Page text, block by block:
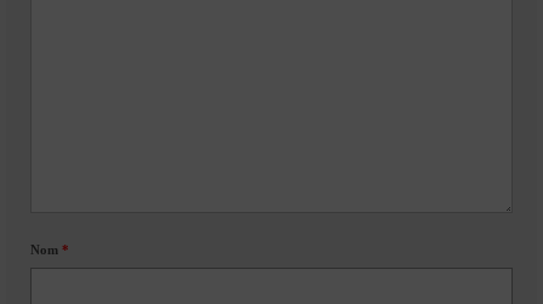
Nom *